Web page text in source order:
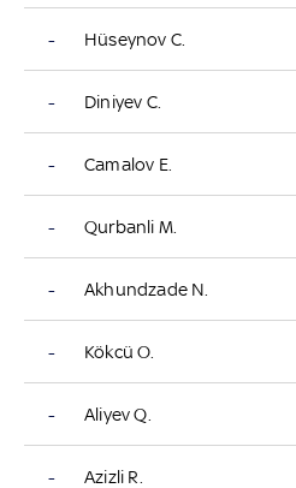
- Hüseynov C.
- Diniyev C.
- Camalov E.
- Qurbanli M.
- Akhundzade N.
- Kökcü O.
- Aliyev Q.
- Azizli R.